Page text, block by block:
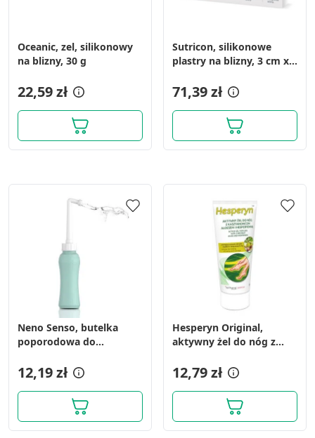
Oceanic, zel, silikonowy
na blizny, 30 g
22,59 zł
Sutricon, silikonowe
plastry na blizny, 3 cm x
71,39 zł
Neno Senso, butelka
poporodowa do
12,19 zł
Hesperyn Original,
aktywny żel do nóg z
hesperydyną, 240 ml
12,79 zł